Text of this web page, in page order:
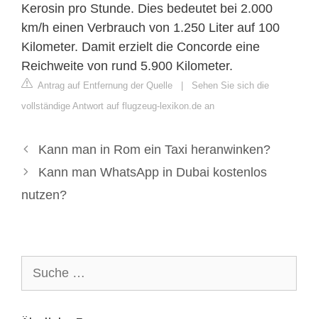
Kerosin pro Stunde. Dies bedeutet bei 2.000
km/h einen Verbrauch von 1.250 Liter auf 100
Kilometer. Damit erzielt die Concorde eine
Reichweite von rund 5.900 Kilometer.
Antrag auf Entfernung der Quelle | Sehen Sie sich die
vollständige Antwort auf flugzeug-lexikon.de an
Kann man in Rom ein Taxi heranwinken?
Kann man WhatsApp in Dubai kostenlos
nutzen?
nach: